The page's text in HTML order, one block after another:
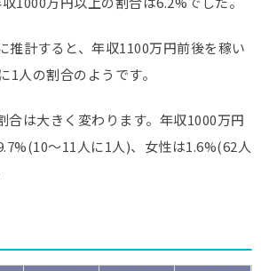
推計すると、年収1100万円前後を稼い
1人の割合のようです。
合は大きく変わります。年収1000万円
～11人に1人)、女性は1.6%(62人